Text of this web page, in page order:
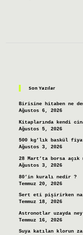
Son Yazılar
Birisine hitaben ne
Ağustos 6, 2026
Kitaplarında kendi
Ağustos 5, 2026
500 kg’lık baskül
Ağustos 3, 2026
28 Mart’ta borsa açık
Ağustos 3, 2026
80’in kuralı nedir ?
Temmuz 20, 2026
Sert eti pişirirken
Temmuz 18, 2026
Astronotlar uzayda
Temmuz 16, 2026
Suya katılan klorun